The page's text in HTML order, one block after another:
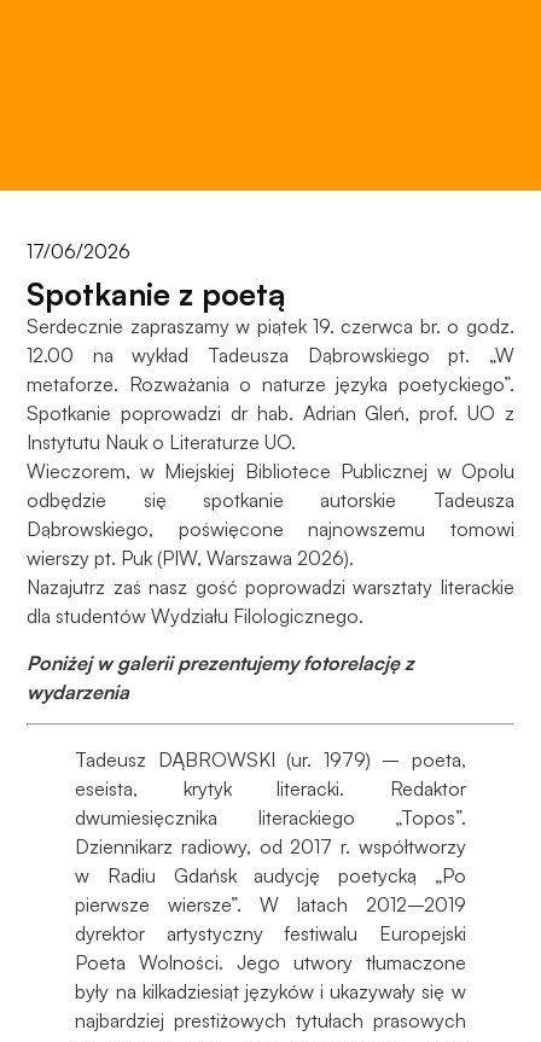
17/06/2026
Spotkanie z poetą
Serdecznie zapraszamy w piątek 19. czerwca br. o godz.
12.00 na wykład Tadeusza Dąbrowskiego pt. „W
metaforze. Rozważania o naturze języka poetyckiego”.
Spotkanie poprowadzi dr hab. Adrian Gleń, prof. UO z
Instytutu Nauk o Literaturze UO.
Wieczorem, w Miejskiej Bibliotece Publicznej w Opolu
odbędzie się spotkanie autorskie Tadeusza
Dąbrowskiego, poświęcone najnowszemu tomowi
wierszy pt. Puk (PIW, Warszawa 2026).
Nazajutrz zaś nasz gość poprowadzi warsztaty literackie
dla studentów Wydziału Filologicznego.
Poniżej w galerii prezentujemy fotorelację z
wydarzenia
Tadeusz DĄBROWSKI (ur. 1979) – poeta,
eseista, krytyk literacki. Redaktor
dwumiesięcznika literackiego „Topos”.
Dziennikarz radiowy, od 2017 r. współtworzy
w Radiu Gdańsk audycję poetycką „Po
pierwsze wiersze”. W latach 2012–2019
dyrektor artystyczny festiwalu Europejski
Poeta Wolności. Jego utwory tłumaczone
były na kilkadziesiąt języków i ukazywały się w
najbardziej prestiżowych tytułach prasowych